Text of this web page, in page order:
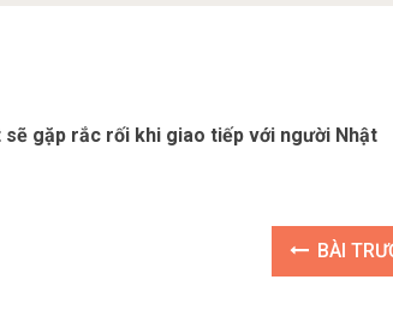
gặp rắc rối khi giao tiếp với người Nhật
BÀI